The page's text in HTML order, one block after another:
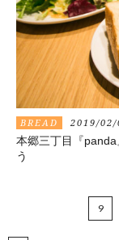
BREAD 2019/02/
本郷三丁目『panda
う
9